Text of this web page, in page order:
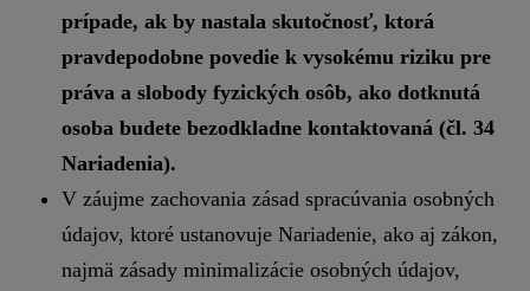
prípade, ak by nastala skutočnosť, ktorá
pravdepodobne povedie k vysokému riziku pre
práva a slobody fyzických osôb, ako dotknutá
osoba budete bezodkladne kontaktovaná (čl. 34
Nariadenia).
V záujme zachovania zásad spracúvania osobných
údajov, ktoré ustanovuje Nariadenie, ako aj zákon,
najmä zásady minimalizácie osobných údajov,